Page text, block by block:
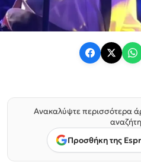
Ανακαλύψτε περισσότερα
Προσθήκη της